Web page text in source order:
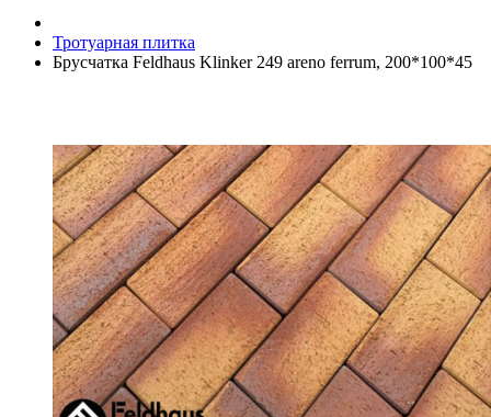
Тротуарная плитка
Брусчатка Feldhaus Klinker 249 areno ferrum, 200*100*45